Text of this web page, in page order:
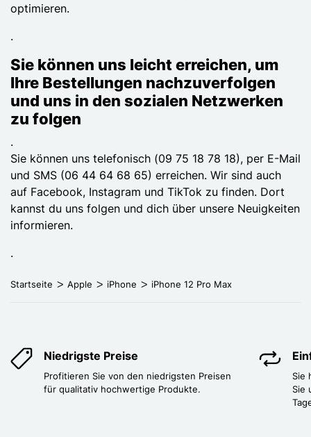
optimieren.
.
Sie können uns leicht erreichen, um
Ihre Bestellungen nachzuverfolgen
und uns in den sozialen Netzwerken
zu folgen
.
Sie können uns telefonisch (09 75 18 78 18), per E-Mail
und SMS (06 44 64 68 65) erreichen. Wir sind auch
auf Facebook, Instagram und TikTok zu finden. Dort
kannst du uns folgen und dich über unsere Neuigkeiten
informieren.
.
Startseite Apple iPhone iPhone 12 Pro Max
Niedrigste Preise
Profitieren Sie von den niedrigsten Preisen
für qualitativ hochwertige Produkte.
Sie
Sie